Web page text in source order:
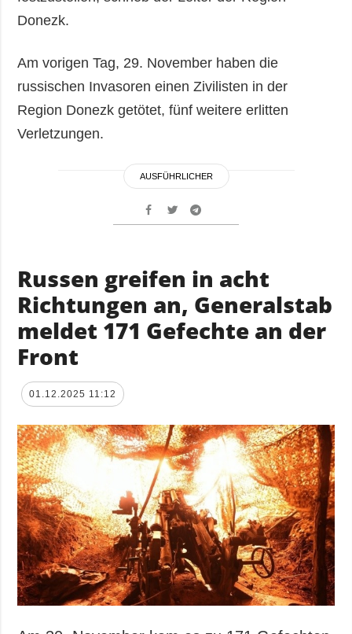
Donezk.
Am vorigen Tag, 29. November haben die
russischen Invasoren einen Zivilisten in der
Region Donezk getötet, fünf weitere erlitten
Verletzungen.
AUSFÜHRLICHER
Russen greifen in acht
Richtungen an, Generalstab
meldet 171 Gefechte an der
Front
01.12.2025 11:12